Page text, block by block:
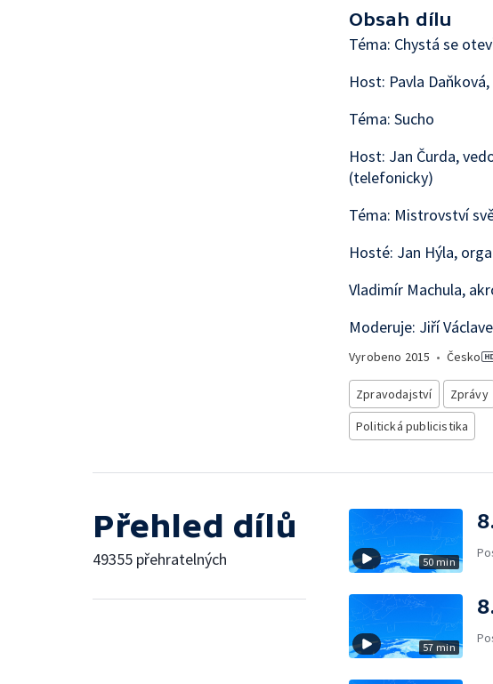
Obsah dílu
Téma: Chystá se
Host: Pavla
Téma: Sucho
Host: Jan Čurda,
(telefonicky)
Téma: Mistrovství
Hosté: Jan Hýla,
Vladimír Machula,
Moderuje: Jiří
Vyrobeno 2015 • Česko
Zpravodajství Zprávy
Politická publicistika
Přehled dílů
49355 přehratelných 50 min
57 min